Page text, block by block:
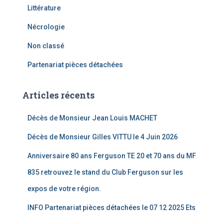
Littérature
Nécrologie
Non classé
Partenariat pièces détachées
Articles récents
Décès de Monsieur Jean Louis MACHET
Décès de Monsieur Gilles VITTU le 4 Juin 2026
Anniversaire 80 ans Ferguson TE 20 et 70 ans du MF
835 retrouvez le stand du Club Ferguson sur les
expos de votre région.
INFO Partenariat pièces détachées le 07 12 2025 Ets